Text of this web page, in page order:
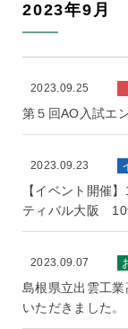
2023年9月
2023.09.25
第５回AO入試エ
2023.09.23
【イベント開催
ティバル大阪
2023.09.07
島根県立出雲工
いただきました。